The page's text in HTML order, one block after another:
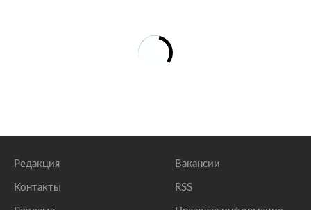
Макгрегор посмеялся над смертью отца
Редакция
Контакты
Вакансии
RSS